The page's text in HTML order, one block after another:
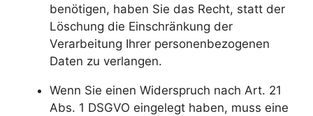
benötigen, haben Sie das Recht, statt der
Löschung die Einschränkung der
Verarbeitung Ihrer personenbezogenen
Daten zu verlangen.
Wenn Sie einen Widerspruch nach Art. 21
Abs. 1 DSGVO eingelegt haben, muss eine